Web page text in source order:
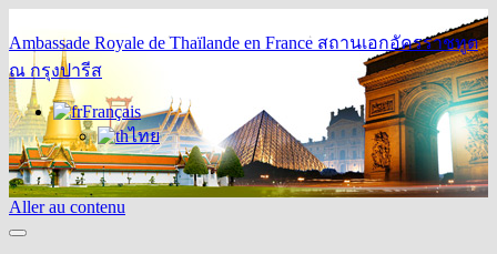
Ambassade Royale de Thaïlande en France สถานเอกอัครราชทูต
ณ กรุงปารีส
Français
ไทย
Aller au contenu